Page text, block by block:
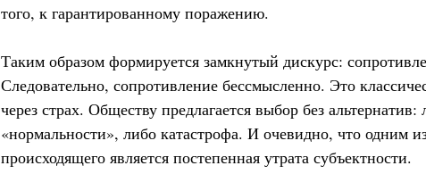
того, к гарантированному поражению.
Таким образом формируется замкнутый дискурс:
Следовательно, сопротивление бессмысленно. Это
через страх. Обществу предлагается выбор без
«нормальности», либо катастрофа. И очевидно, что одним
происходящего является постепенная утрата субъектности.